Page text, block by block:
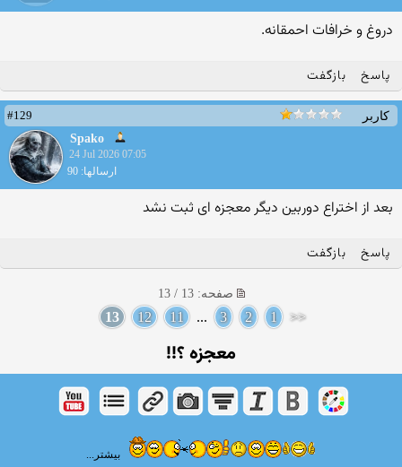
دروغ و خرافات احمقانه.
پاسخ بازگفت
کاربر
#129
Spako
24 Jul 2026 07:05
ارسالها: 90
بعد از اختراع دوربین دیگر معجزه ای ثبت نشد
پاسخ بازگفت
صفحه: 13 / 13
<<
1
2
3
...
11
12
13
معجزه ؟!!
بیشتر...